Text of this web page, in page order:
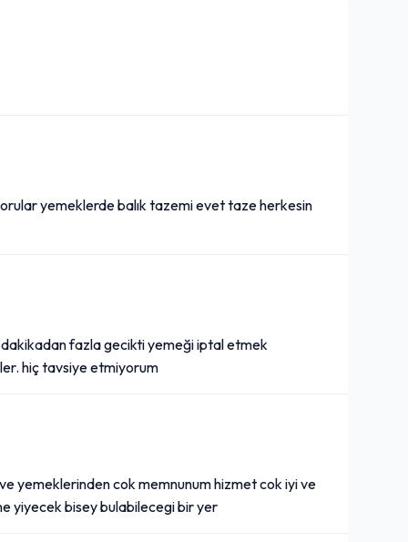
yemeklerde balık tazemi evet taze herkesin
fazla gecikti yemeği iptal etmek
hiç tavsiye etmiyorum
yemeklerinden cok memnunum hizmet cok iyi ve
yiyecek bisey bulabilecegi bir yer